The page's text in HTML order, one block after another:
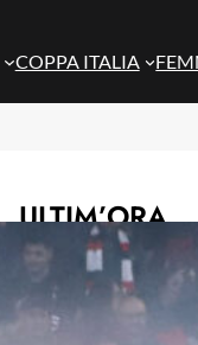
COPPA ITALIA
ULTIM’ORA
per lui
campionato